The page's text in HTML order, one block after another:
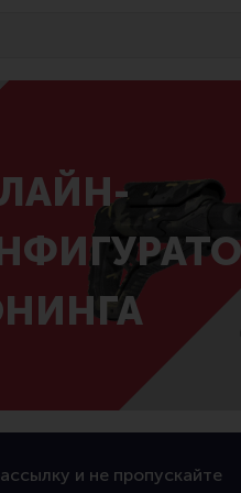
и не пропускайте